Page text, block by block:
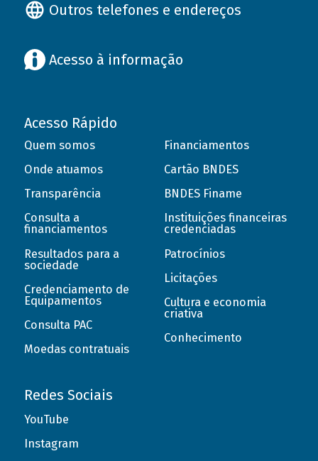
Outros telefones e endereços
Acesso à informação
Acesso Rápido
Quem somos
Onde atuamos
Transparência
Consulta a
financiamentos
Resultados para a
sociedade
Credenciamento de
Equipamentos
Consulta PAC
Moedas contratuais
Financiamentos
Cartão BNDES
BNDES Finame
Instituições financeiras
credenciadas
Patrocínios
Licitações
Cultura e economia
criativa
Conhecimento
Redes Sociais
YouTube
Instagram